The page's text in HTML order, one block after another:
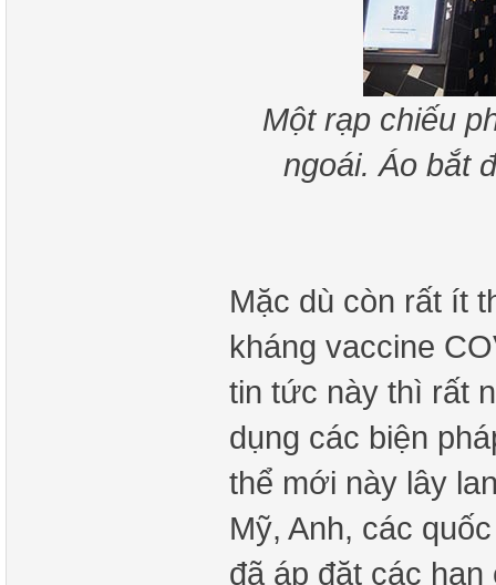
Một rạp chiếu
ngoái. Áo bắt
Mặc dù còn rất ít
kháng vaccine
tin tức này thì rất
dụng các biện
thể mới này lây
Mỹ, Anh, các
đã áp đặt các